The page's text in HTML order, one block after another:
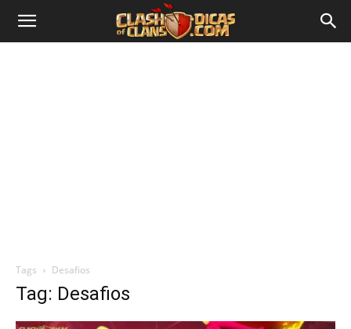
Tags Desafios
Tag: Desafios